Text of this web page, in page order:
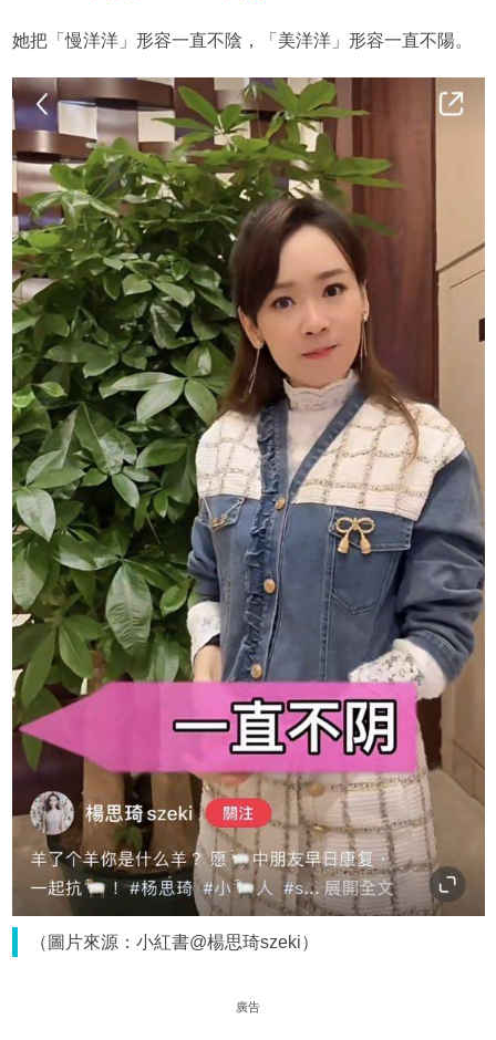
她把「慢洋洋」形容一直不陰，「美洋洋」形容一直不陽。
（圖片來源：小紅書@楊思琦szeki）
廣告